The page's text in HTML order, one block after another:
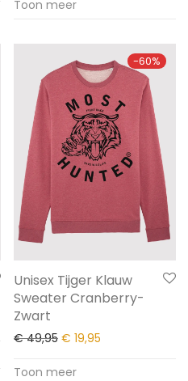
Toon meer
-60%
Unisex Tijger Klauw
Sweater Cranberry-
Zwart
€49,95 € 19,95
Toon meer